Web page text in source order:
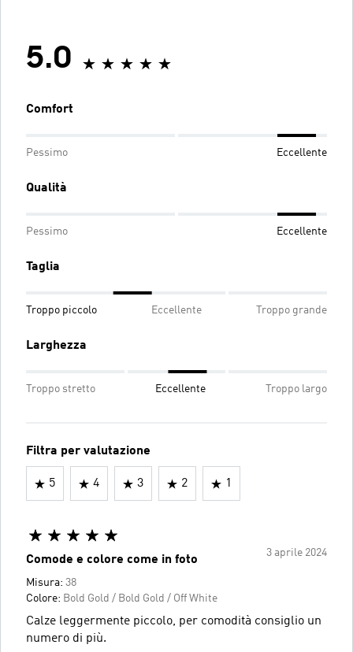
5.0
Comfort
Pessimo Eccellente
Qualità
Pessimo Eccellente
Taglia
Troppo piccolo Eccellente Troppo grande
Larghezza
Troppo stretto Eccellente Troppo largo
Filtra per valutazione
5 4 3 2 1
3 aprile 2024
Comode e colore come in foto
Misura: 38
Colore: Bold Gold / Bold Gold / Off White
Calze leggermente piccolo, per comodità consiglio un
numero di più.